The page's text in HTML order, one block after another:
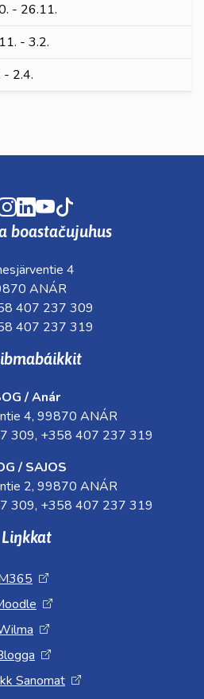
- 26.11.
- 3.2.
- 2.4.
Instagram
LinkedIn
Youtube
boastačujuhus
4
ANÁR
407 237 309
407 237 319
/ Anár
4, 99870 ANÁR
309, +358 407 237 319
/ SAJOS
2, 99870 ANÁR
309, +358 407 237 319
Liŋkkat
Sanomat